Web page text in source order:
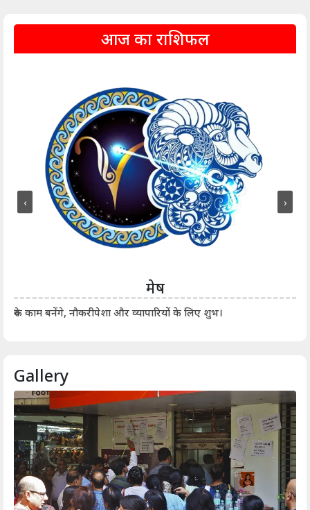
आज का राशिफल
मेष
रुके काम बनेंगे, नौकरीपेशा और व्यापारियों के लिए शुभ।
‹ ›
Gallery